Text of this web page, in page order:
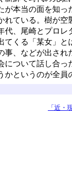
が本当の面を知
れている。樹が
代、尾崎とプロ
てくる「某女」
事、などが出され
ついて話し合っ
かというのが全
「近・